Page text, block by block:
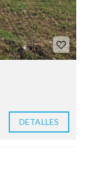
DETALLES